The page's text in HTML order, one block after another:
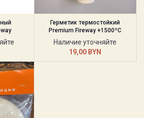
Герметик термостойкий
Premium Fireway +1500ºC
19,00 BYN
Наличие уточняйте